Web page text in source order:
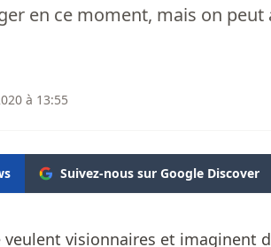
en ce moment, mais on
à 13:55
Suivez-nous sur Google Discover
veulent visionnaires et imaginent